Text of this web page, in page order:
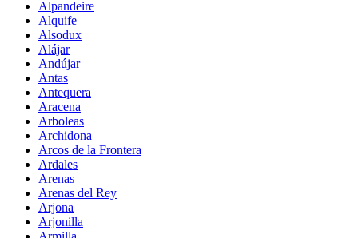
Alpandeire
Alquife
Alsodux
Alájar
Andújar
Antas
Antequera
Aracena
Arboleas
Archidona
Arcos de la Frontera
Ardales
Arenas
Arenas del Rey
Arjona
Arjonilla